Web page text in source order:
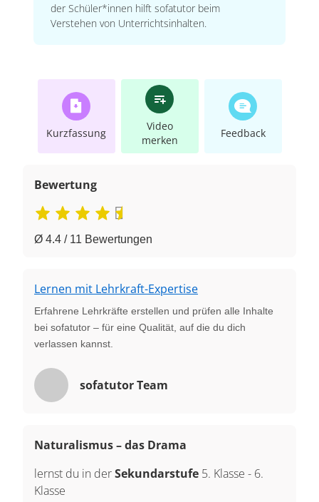
der Schüler*innen hilft sofatutor beim
Verstehen von Unterrichtsinhalten.
Kurzfassung
Video
merken
Feedback
Bewertung
Ø 4.4 / 11 Bewertungen
Lernen mit Lehrkraft-Expertise
Erfahrene Lehrkräfte erstellen und prüfen alle Inhalte
bei sofatutor – für eine Qualität, auf die du dich
verlassen kannst.
sofatutor Team
Naturalismus – das Drama
lernst du in derSekundarstufe 5. Klasse - 6.
Klasse